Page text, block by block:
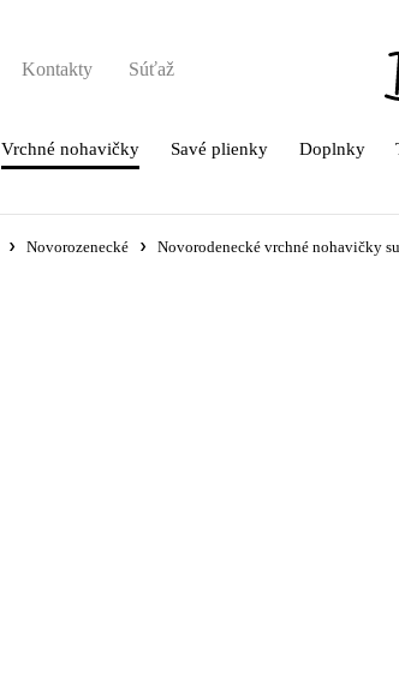
Kontakty Súťaž
Vrchné nohavičky Savé plienky Doplnky
Novorozenecké Novorodenecké vrchné nohavičky